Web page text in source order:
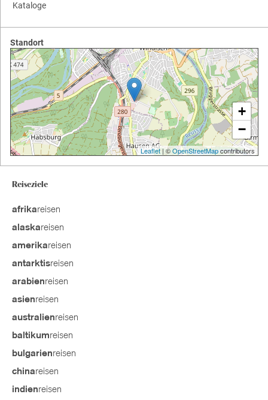
Kataloge
Standort
+
−
Leaflet| ©OpenStreetMapcontributors
Reiseziele
afrikareisen
alaskareisen
amerikareisen
antarktisreisen
arabienreisen
asienreisen
australienreisen
baltikumreisen
bulgarienreisen
chinareisen
indienreisen